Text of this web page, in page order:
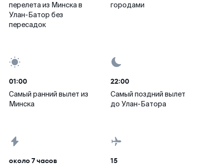
перелета из Минска в
Улан-Батор без
пересадок
городами
01:00
Самый ранний вылет из
Минска
22:00
Самый поздний вылет
до Улан-Батора
около 7 часов 15